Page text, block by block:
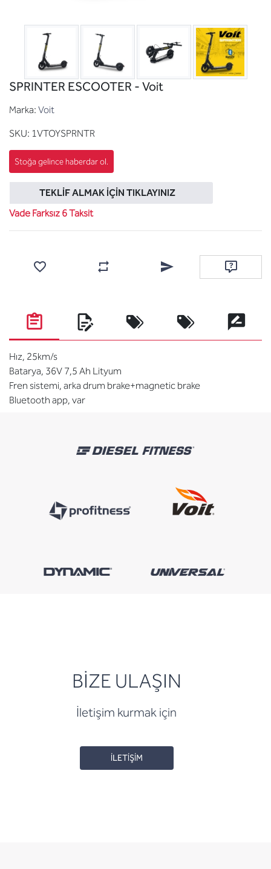
SPRINTER ESCOOTER - Voit
Marka: Voit
SKU: 1VTOYSPRNTR
TEKLIF ALMAK İÇIN TIKLAYINIZ
Vade Farksız 6 Taksit
Karşılaştırma listesine ekleArkadaşına e-posta ile
Soru sor
Hız, 25km/s
Batarya, 36V 7,5 Ah Lityum
Fren sistemi, arka drum brake+magnetic brake
Bluetooth app, var
BİZE ULAŞIN
İletişim kurmak için
İLETİŞİM